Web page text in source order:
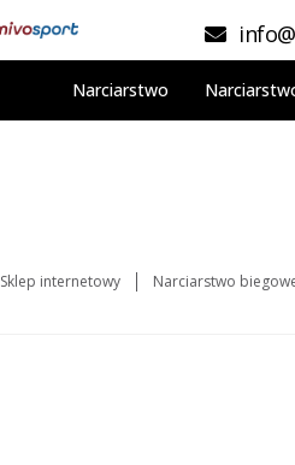
Narciarstwo
Sklep internetowy Narciarstwo